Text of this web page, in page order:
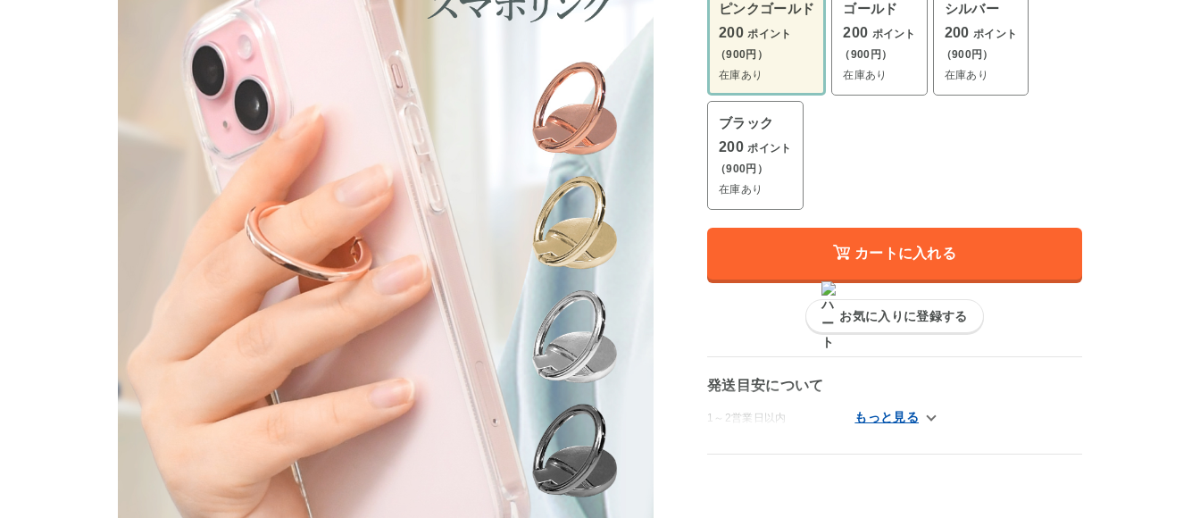
ピンクゴールド
200 ポイント
（900円）
在庫あり
ゴールド
200 ポイント
（900円）
在庫あり
シルバー
200 ポイント
（900円）
在庫あり
ブラック
200 ポイント
（900円）
在庫あり
カートに入れる
お気に入りに登録する
発送目安について
1～2営業日以内